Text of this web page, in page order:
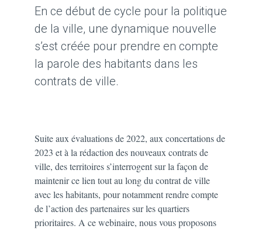
En ce début de cycle pour la politique
de la ville, une dynamique nouvelle
s’est créée pour prendre en compte
la parole des habitants dans les
contrats de ville.
Suite aux évaluations de 2022, aux concertations de
2023 et à la rédaction des nouveaux contrats de
ville, des territoires s’interrogent sur la façon de
maintenir ce lien tout au long du contrat de ville
avec les habitants, pour notamment rendre compte
de l’action des partenaires sur les quartiers
prioritaires. A ce webinaire, nous vous proposons